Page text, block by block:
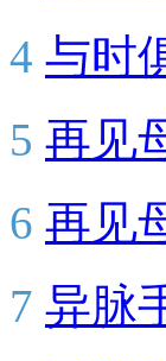
4 与时
5 再见
6 再见
7 异脉